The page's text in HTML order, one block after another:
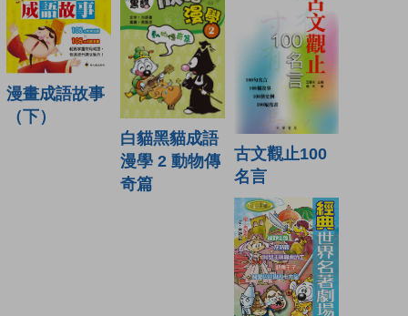
漫畫成語故事
（下）
白貓黑貓成語
漫學 2 動物傳
奇篇
古文觀止100
名言